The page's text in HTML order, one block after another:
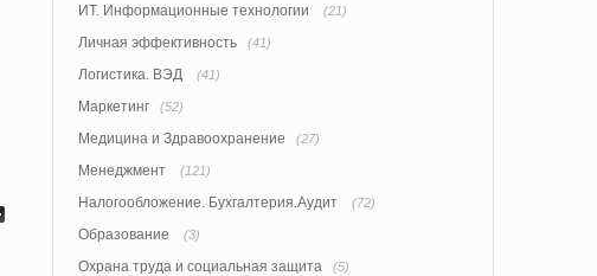
ИТ. Информационные технологии (21)
Личная эффективность (41)
Логистика. ВЭД (41)
Маркетинг (52)
Медицина и Здравоохранение (27)
Менеджмент (121)
Налогообложение. Бухгалтерия.Аудит (72)
Образование (3)
Охрана труда и социальная защита (5)